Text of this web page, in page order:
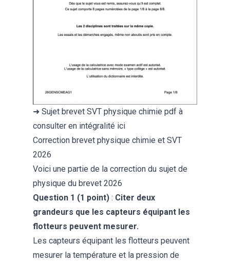
➜ Sujet brevet SVT physique chimie pdf à
consulter en intégralité ici
Correction brevet physique chimie et SVT
2026
Voici une partie de la correction du sujet de
physique du brevet 2026
Question 1 (1 point) : Citer deux
grandeurs que les capteurs équipant les
flotteurs peuvent mesurer.
Les capteurs équipant les flotteurs peuvent
mesurer la température et la pression de